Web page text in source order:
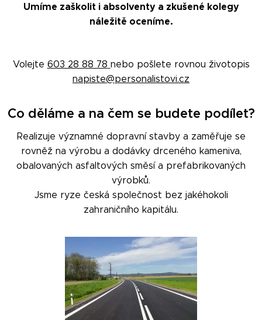
Umíme zaškolit i absolventy a zkušené kolegy
náležitě oceníme.
Volejte 603 28 88 78 nebo pošlete rovnou životopis
napiste@personalistovi.cz
Co děláme a na čem se budete podílet?
Realizuje významné dopravní stavby a zaměřuje se
rovněž na výrobu a dodávky drceného kameniva,
obalovaných asfaltových směsí a prefabrikovaných
výrobků.
Jsme ryze česká společnost bez jakéhokoli
zahraničního kapitálu.